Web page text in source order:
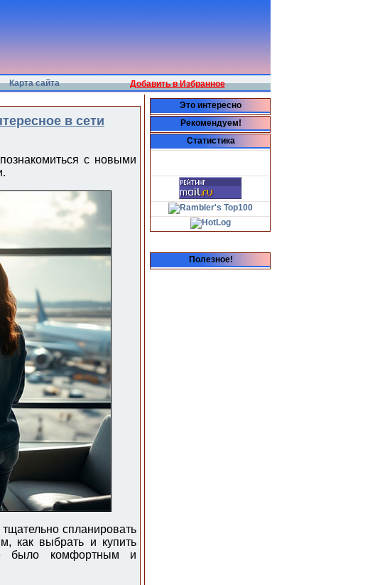
Карта сайта Добавить в Избранное
в сети
с новыми
спланировать
как выбрать и купить
было комфортным и
Это интересно
Рекомендуем!
Статистика
Полезное!